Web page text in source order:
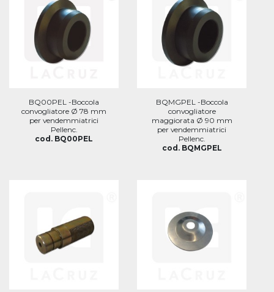
BQ00PEL -Boccola
convogliatore Ø 78 mm
per vendemmiatrici
Pellenc.
cod. BQ00PEL
BQMGPEL -Boccola
convogliatore
maggiorata Ø 90 mm
per vendemmiatrici
Pellenc.
cod. BQMGPEL